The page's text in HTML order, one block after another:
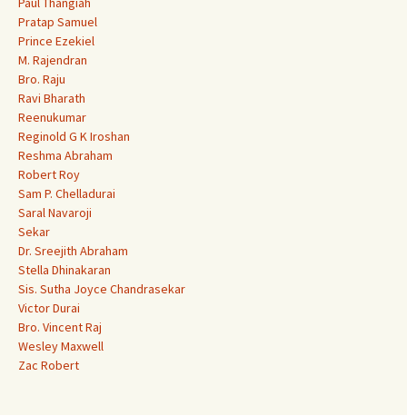
Pratap Samuel
Prince Ezekiel
M. Rajendran
Bro. Raju
Ravi Bharath
Reenukumar
Reginold G K Iroshan
Reshma Abraham
Robert Roy
Sam P. Chelladurai
Saral Navaroji
Sekar
Dr. Sreejith Abraham
Stella Dhinakaran
Sis. Sutha Joyce Chandrasekar
Victor Durai
Bro. Vincent Raj
Wesley Maxwell
Zac Robert